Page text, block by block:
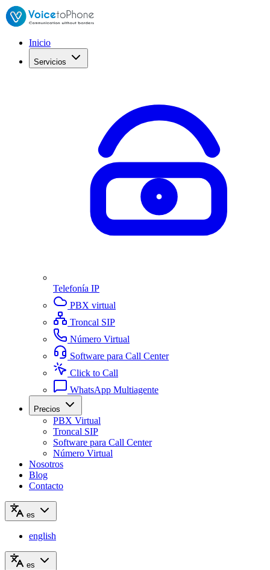
Inicio
Servicios
Telefonía IP
PBX virtual
Troncal SIP
Número Virtual
Software para Call Center
Click to Call
WhatsApp Multiagente
Precios
PBX Virtual
Troncal SIP
Software para Call Center
Número Virtual
Nosotros
Blog
Contacto
es
english
es